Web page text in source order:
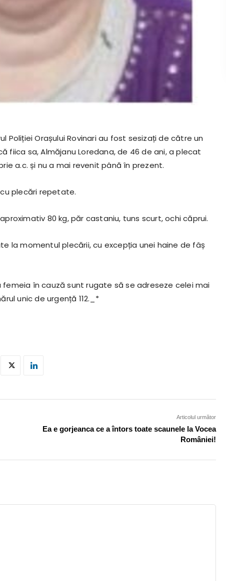
Poliției Orașului Rovinari au fost sesizați de către un
fiica sa, Almăjanu Loredana, de 46 de ani, a plecat
a.c. și nu a mai revenit până în prezent.
plecări repetate.
80 kg, păr castaniu, tuns scurt, ochi căprui.
la momentul plecării, cu excepția unei haine de fâș
în cauză sunt rugate să se adreseze celei mai
unic de urgență 112._*
Articolul următor
Ea e gorjeanca ce a întors toate scaunele la Vocea
României!